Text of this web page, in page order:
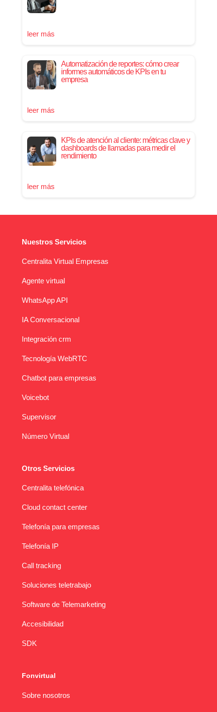
leer más
Automatización de reportes: cómo crear
informes automáticos de KPIs en tu
empresa
leer más
KPIs de atención al cliente: métricas clave y
dashboards de llamadas para medir el
rendimiento
leer más
Nuestros Servicios
Centralita Virtual Empresas
Agente virtual
WhatsApp API
IA Conversacional
Integración crm
Tecnología WebRTC
Chatbot para empresas
Voicebot
Supervisor
Número Virtual
Otros Servicios
Centralita telefónica
Cloud contact center
Telefonía para empresas
Telefonía IP
Call tracking
Soluciones teletrabajo
Software de Telemarketing
Accesibilidad
SDK
Fonvirtual
Sobre nosotros